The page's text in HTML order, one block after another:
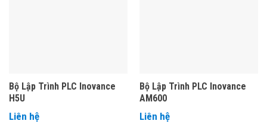
Bộ Lập Trình PLC Inovance
H5U
Liên hệ
Bộ Lập Trình PLC Inovance
AM600
Liên hệ